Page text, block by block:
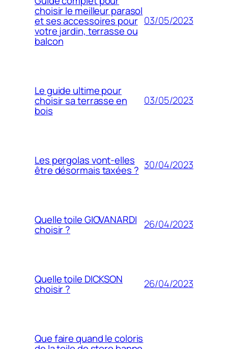
choisir le meilleur parasol
et ses accessoires pour
votre jardin, terrasse ou
balcon
03/05/2023
Le guide ultime pour
choisir sa terrasse en
bois
03/05/2023
Les pergolas vont-elles
être désormais taxées ? 30/04/2023
Quelle toile GIOVANARDI
choisir ? 26/04/2023
Quelle toile DICKSON
choisir ? 26/04/2023
Que faire quand le coloris